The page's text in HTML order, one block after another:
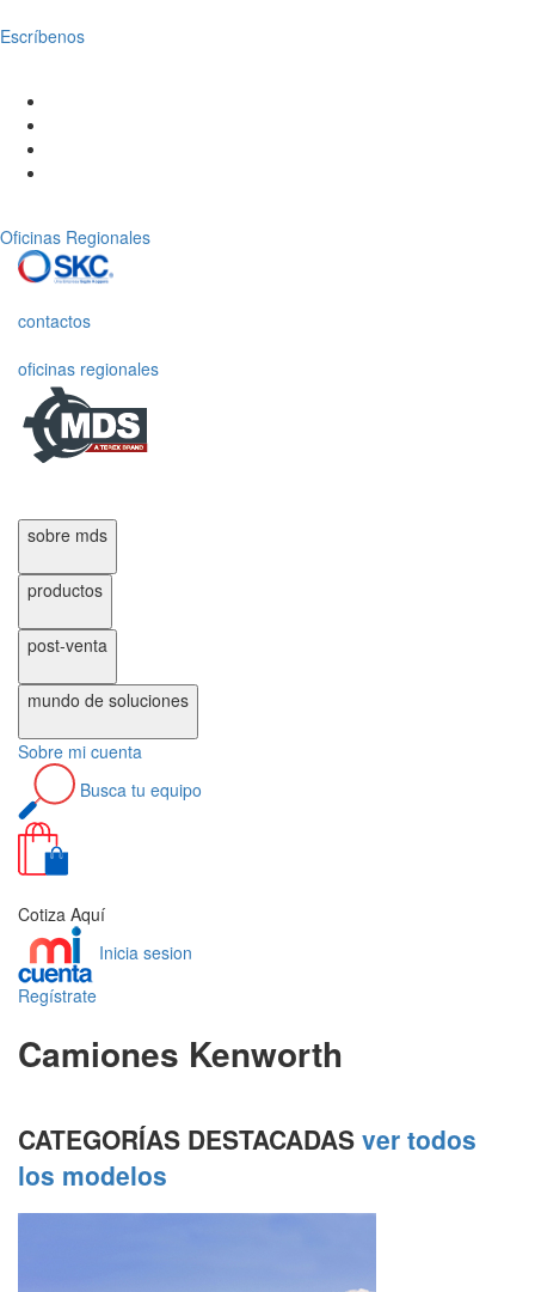
Escríbenos
Oficinas Regionales
contactos
oficinas regionales
sobre mds
productos
post-venta
mundo de soluciones
Sobre mi cuenta
Busca tu equipo
Cotiza Aquí
Inicia sesion
Regístrate
Camiones Kenworth
CATEGORÍAS DESTACADAS ver todos
los modelos